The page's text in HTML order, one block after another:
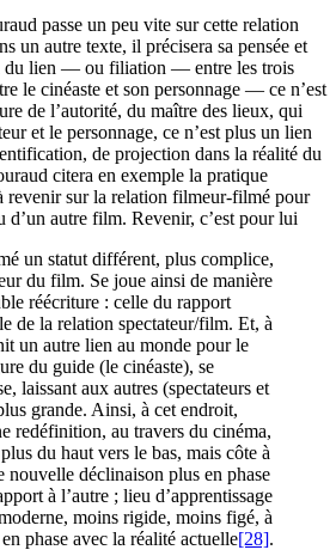
passe un peu vite sur cette relation
un autre texte, il précisera sa pensée et
du lien — ou filiation — entre les trois
le cinéaste et son personnage — ce n’est
de l’autorité, du maître des lieux, qui
et le personnage, ce n’est plus un lien
de projection dans la réalité du
citera en exemple la pratique
revenir sur la relation filmeur-filmé pour
autre film. Revenir, c’est pour lui
un statut différent, plus complice,
du film. Se joue ainsi de manière
réécriture : celle du rapport
de la relation spectateur/film. Et, à
un autre lien au monde pour le
du guide (le cinéaste), se
laissant aux autres (spectateurs et
grande. Ainsi, à cet endroit,
redéfinition, au travers du cinéma,
du haut vers le bas, mais côte à
nouvelle déclinaison plus en phase
à l’autre ; lieu d’apprentissage
moins rigide, moins figé, à
phase avec la réalité actuelle[28].